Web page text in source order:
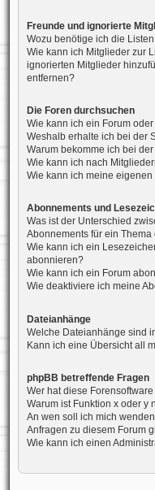
Freunde und ignorierte
Wozu benötige ich die
Wie kann ich Mitglieder zur
ignorierten Mitglieder
entfernen?
Die Foren durchsuchen
Wie kann ich ein Forum
Weshalb erhalte ich bei der
Warum bekomme ich bei
Wie kann ich nach
Wie kann ich meine
Abonnements und
Was ist der Unterschied
Abonnements für ein Thema
Wie kann ich ein
abonnieren?
Wie kann ich ein Forum
Wie deaktiviere ich meine
Dateianhänge
Welche Dateianhänge sind
Kann ich eine Übersicht all
phpBB betreffende Fragen
Wer hat diese
Warum ist Funktion x oder y
An wen soll ich mich
Anfragen zu diesem Forum
Wie kann ich einen